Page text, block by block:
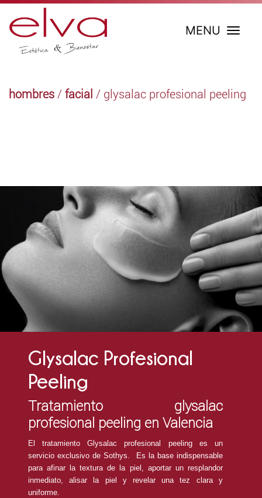
MENU
hombres / facial / glysalac profesional peeling
Glysalac Profesional
Peeling
Tratamiento glysalac
profesional peeling en Valencia
El tratamiento Glysalac profesional peeling es un
servicio exclusivo de Sothys. Es la base indispensable
para afinar la textura de la piel, aportar un resplandor
inmediato, alisar la piel y revelar una tez clara y
uniforme.